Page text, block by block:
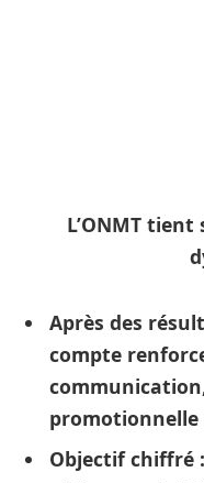
L’ONMT tient
Après des
compte
promotionnelle
Objectif chiffré